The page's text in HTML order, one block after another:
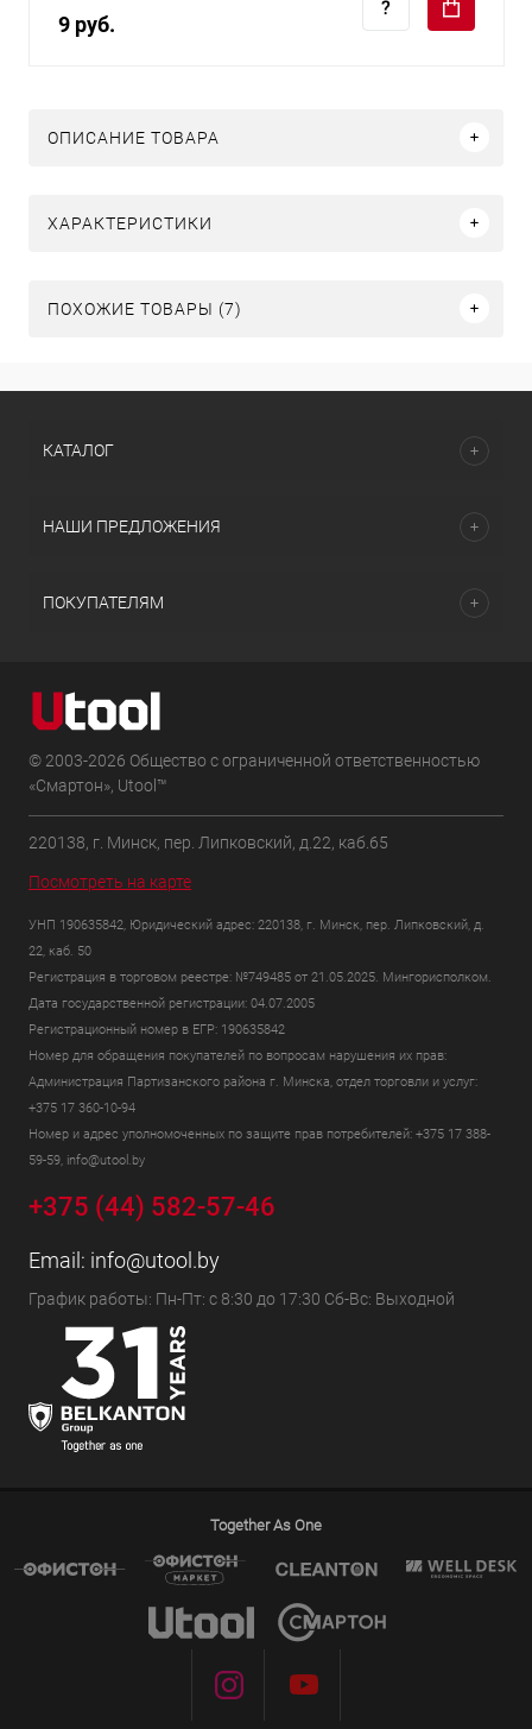
9 руб.
ОПИСАНИЕ ТОВАРА
ХАРАКТЕРИСТИКИ
ПОХОЖИЕ ТОВАРЫ (7)
КАТАЛОГ
НАШИ ПРЕДЛОЖЕНИЯ
ПОКУПАТЕЛЯМ
© 2003-2026 Общество с ограниченной ответственностью
«Смартон», Utool™
220138, г. Минск, пер. Липковский, д.22, каб.65
Посмотреть на карте
УНП 190635842, Юридический адрес: 220138, г. Минск, пер. Липковский, д.
22, каб. 50
Регистрация в торговом реестре: №749485 от 21.05.2025. Мингорисполком.
Дата государственной регистрации: 04.07.2005
Регистрационный номер в ЕГР: 190635842
Номер для обращения покупателей по вопросам нарушения их прав:
Администрация Партизанского района г. Минска, отдел торговли и услуг:
+375 17 360-10-94
Номер и адрес уполномоченных по защите прав потребителей: +375 17 388-
59-59, info@utool.by
+375 (44) 582-57-46
Email: info@utool.by
График работы: Пн-Пт: с 8:30 до 17:30 Сб-Вс: Выходной
Together As One